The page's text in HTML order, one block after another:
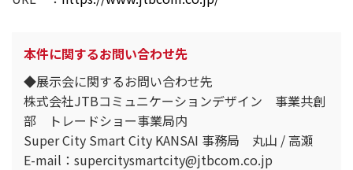
本件に関するお問い合わせ先
◆展示会に関するお問い合わせ先
株式会社JTBコミュニケーションデザイン 事業共創
部 トレードショー事業局内
Super City Smart City KANSAI 事務局 丸山 / 高瀬
E-mail：supercitysmartcity@jtbcom.co.jp